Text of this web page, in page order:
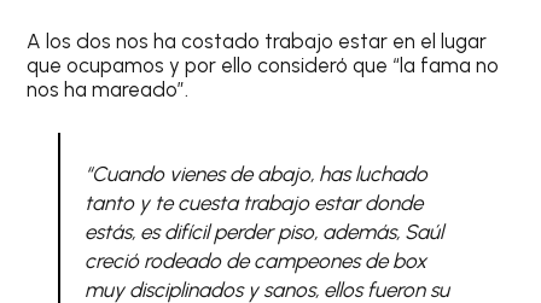
A los dos nos ha costado trabajo estar en el lugar
que ocupamos y por ello consideró que “la fama no
nos ha mareado”.
“Cuando vienes de abajo, has luchado
tanto y te cuesta trabajo estar donde
estás, es difícil perder piso, además, Saúl
creció rodeado de campeones de box
muy disciplinados y sanos, ellos fueron su